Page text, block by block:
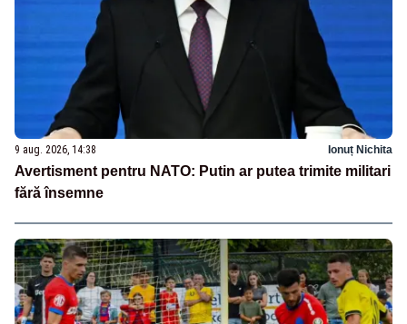
9 aug. 2026, 14:38 Ionuț Nichita
Avertisment pentru NATO: Putin ar putea trimite militari
fără însemne